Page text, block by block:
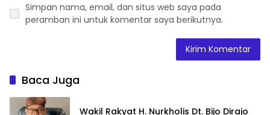
Simpan nama, email, dan situs web saya pada
peramban ini untuk komentar saya berikutnya.
Baca Juga
Wakil Rakyat H. Nurkholis Dt. Bijo Dirajo